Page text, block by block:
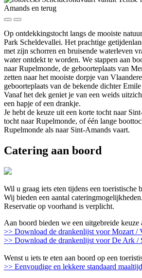
Op ontdekkingstocht langs de mooiste
Park Scheldevallei. Het prachtige
met zijn schorren en bruisende waterleven
water ontdekt te worden. We stappen aan
naar Rupelmonde, de geboorteplaats van
zetten naar het mooiste dorpje van
geboorteplaats van de bekende dichter
Vanaf het dek geniet je van een weids
een hapje of een drankje.
Je hebt de keuze uit een korte tocht naar
tocht naar Rupelmonde, of één lange
Rupelmonde als naar Sint-Amands vaart.
Catering aan boord
Wil u graag iets eten tijdens een toeristische
Wij bieden een aantal cateringmogelijkheden.
Reservatie op voorhand is verplicht.
Aan boord bieden we een uitgebreide keuze
>> Download de drankenlijst voor Mozart /
>> Download de drankenlijst voor De Ark /
Wenst u iets te eten aan boord op een
>> Eenvoudige en lekkere standaard